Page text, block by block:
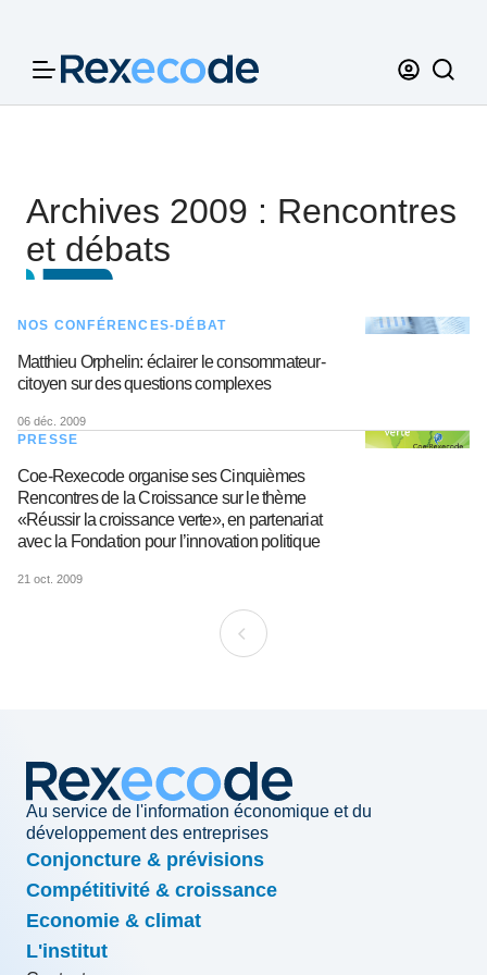
Archives 2009 : Rencontres
et débats
NOS CONFÉRENCES-DÉBAT
Matthieu Orphelin: éclairer le consommateur-
citoyen sur des questions complexes
06 déc. 2009
PRESSE
Coe-Rexecode organise ses Cinquièmes
Rencontres de la Croissance sur le thème
«Réussir la croissance verte», en partenariat
avec la Fondation pour l’innovation politique
21 oct. 2009
Au service de l'information économique et du
développement des entreprises
Conjoncture & prévisions
Compétitivité & croissance
Economie & climat
L'institut